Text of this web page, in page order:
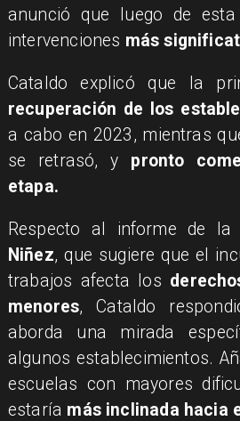
anunció que luego de
intervenciones más
​Cataldo explicó que la
recuperación de los
a cabo en 2023, mientras
se retrasó, y pronto
etapa.
​Respecto al informe de la
Niñez, que sugiere que el
trabajos afecta los
menores, Cataldo
aborda una mirada
algunos establecimientos.
escuelas con mayores
estaría más inclinada hacia